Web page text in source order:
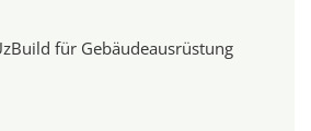
für Gebäudeausrüstung